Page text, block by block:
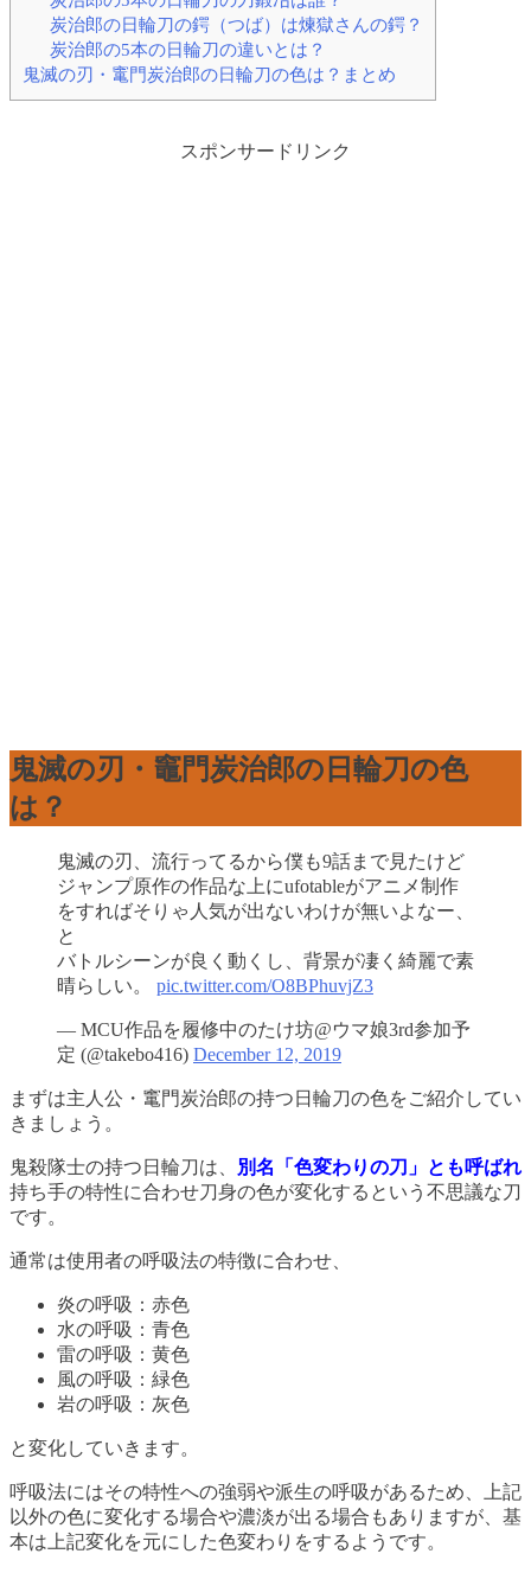
炭治郎の日輪刀の鍔（つば）は煉獄さんの鍔？
炭治郎の5本の日輪刀の違いとは？
鬼滅の刃・竃門炭治郎の日輪刀の色は？まとめ
スポンサードリンク
鬼滅の刃・竈門炭治郎の日輪刀の色
は？
鬼滅の刃、流行ってるから僕も9話まで見たけど
ジャンプ原作の作品な上にufotableがアニメ制作
をすればそりゃ人気が出ないわけが無いよなー、
と
バトルシーンが良く動くし、背景が凄く綺麗で素
晴らしい。 pic.twitter.com/O8BPhuvjZ3
— MCU作品を履修中のたけ坊@ウマ娘3rd参加予
定 (@takebo416) December 12, 2019
まずは主人公・竃門炭治郎の持つ日輪刀の色をご紹介してい
きましょう。
鬼殺隊士の持つ日輪刀は、
別名「色変わりの刀」とも呼ばれ
持ち手の特性に合わせ刀身の色が変化するという不思議な刀
です。
通常は使用者の呼吸法の特徴に合わせ、
炎の呼吸：赤色
水の呼吸：青色
雷の呼吸：黄色
風の呼吸：緑色
岩の呼吸：灰色
と変化していきます。
呼吸法にはその特性への強弱や派生の呼吸があるため、上記
以外の色に変化する場合や濃淡が出る場合もありますが、基
本は上記変化を元にした色変わりをするようです。